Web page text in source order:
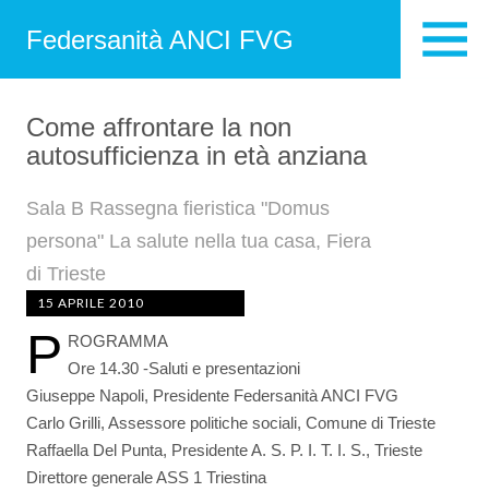
Federsanità ANCI FVG
Come affrontare la non
autosufficienza in età anziana
Sala B Rassegna fieristica "Domus
persona" La salute nella tua casa, Fiera
di Trieste
15 APRILE 2010
P ROGRAMMA
Ore 14.30 -Saluti e presentazioni
Giuseppe Napoli, Presidente Federsanità ANCI FVG
Carlo Grilli, Assessore politiche sociali, Comune di Trieste
Raffaella Del Punta, Presidente A. S. P. I. T. I. S., Trieste
Direttore generale ASS 1 Triestina